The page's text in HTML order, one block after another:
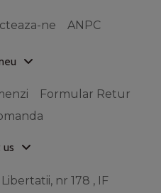
ne ANPC
Formular Retur
nr 178 , IF